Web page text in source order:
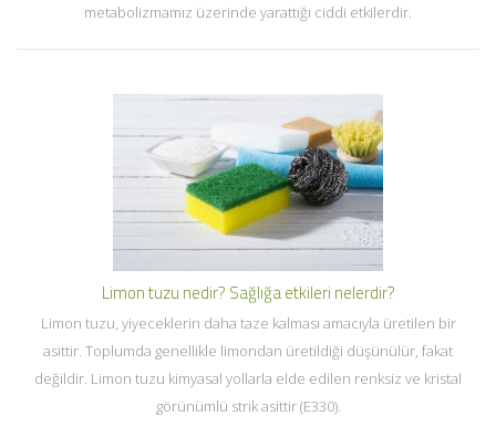
metabolizmamız üzerinde yarattığı ciddi etkilerdir.
Limon tuzu nedir? Sağlığa etkileri nelerdir?
Limon tuzu, yiyeceklerin daha taze kalması amacıyla üretilen bir
asittir. Toplumda genellikle limondan üretildiği düşünülür, fakat
değildir. Limon tuzu kimyasal yollarla elde edilen renksiz ve kristal
görünümlü strik asittir (E330).